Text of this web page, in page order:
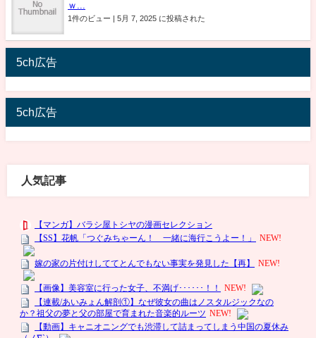
ｗ...
1件のビュー | 5月 7, 2025 に投稿された
5ch広告
5ch広告
人気記事